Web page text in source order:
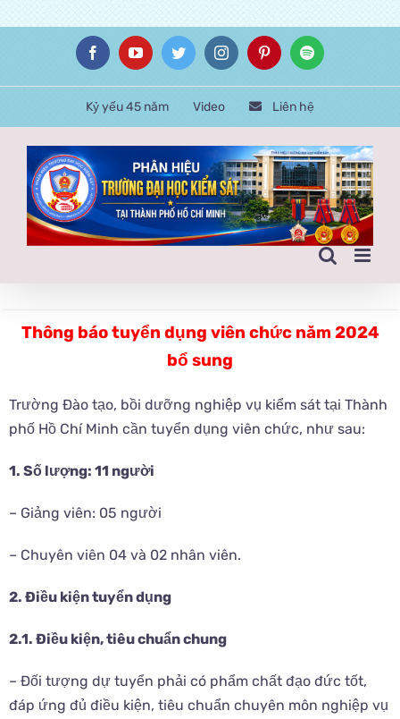
content
FacebookYouTubeTwitterInstagramPinterestSpotify
Kỷ yếu 45 năm Video Liên hệ
Thông báo tuyển dụng viên chức năm 2024
bổ sung
Trường Đào tạo, bồi dưỡng nghiệp vụ kiểm sát tại Thành
phố Hồ Chí Minh cần tuyển dụng viên chức, như sau:
1. Số lượng: 11 người
– Giảng viên: 05 người
– Chuyên viên 04 và 02 nhân viên.
2. Điều kiện tuyển dụng
2.1. Điều kiện, tiêu chuẩn chung
– Đối tượng dự tuyển phải có phẩm chất đạo đức tốt,
đáp ứng đủ điều kiện, tiêu chuẩn chuyên môn nghiệp vụ